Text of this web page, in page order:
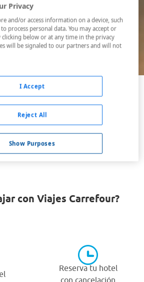
2026
Mbour
Somone
con Viajes Carrefour?
Reserva tu hotel
con cancelación
Privacy
and/or access information on a device, such
process personal data. You may accept or
clicking below or at any time in the privacy
will be signaled to our partners and will not
Show Purposes
Reject All
I Accept